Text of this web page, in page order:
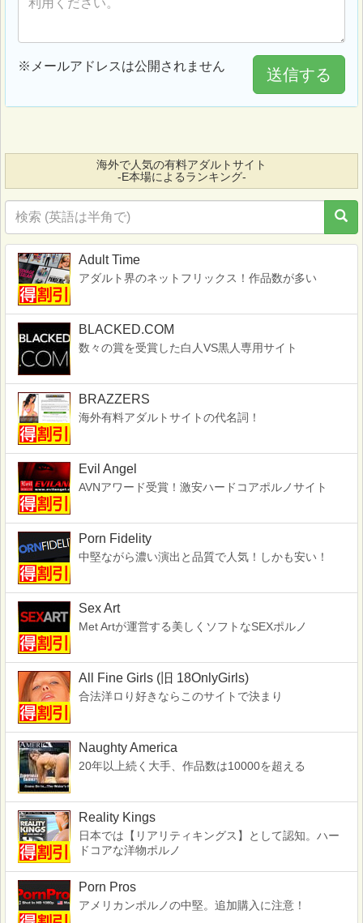
※メールアドレスは公開されません 送信する
海外で人気の有料アダルトサイト
-E本場によるランキング-
Adult Time
アダルト界のネットフリックス！作品数が多い
BLACKED.COM
数々の賞を受賞した白人VS黒人専用サイト
BRAZZERS
海外有料アダルトサイトの代名詞！
Evil Angel
AVNアワード受賞！激安ハードコアポルノサイト
Porn Fidelity
中堅ながら濃い演出と品質で人気！しかも安い！
Sex Art
Met Artが運営する美しくソフトなSEXポルノ
All Fine Girls (旧 18OnlyGirls)
合法洋ロり好きならこのサイトで決まり
Naughty America
20年以上続く大手、作品数は10000を超える
Reality Kings
日本では【リアリティキングス】として認知。ハー
ドコアな洋物ポルノ
Porn Pros
アメリカンポルノの中堅。追加購入に注意！